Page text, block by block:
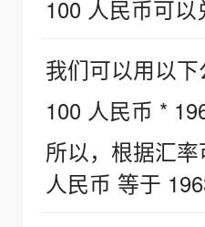
100 人民币可以
我们可以用以下
100 人民币 *
所以，根据汇
人民币 等于